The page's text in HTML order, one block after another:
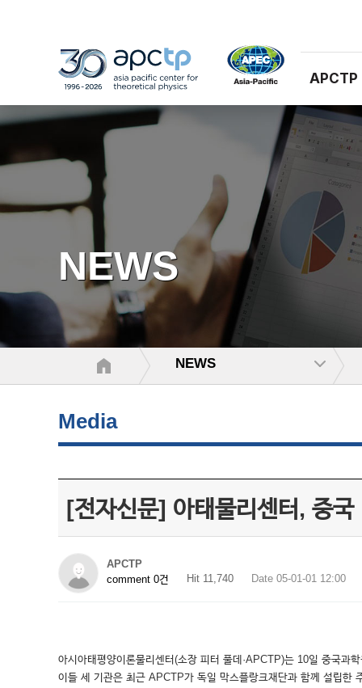
APCTP
NEWS
NEWS
Media
[전자신문] 아태물리센터, 중
APCTP
comment 0건
Hit 11,740 Date 05-01-01 12:00
아시아태평양이론물리센터(소장 피터 풀데·APCTP)는 10일 중국
이들 세 기관은 최근 APCTP가 독일 막스플랑크재단과 함께 설립한